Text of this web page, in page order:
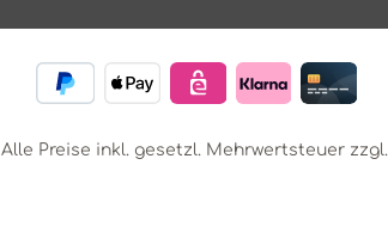
Alle Preise inkl. gesetzl. Mehrwertsteuer zzgl.